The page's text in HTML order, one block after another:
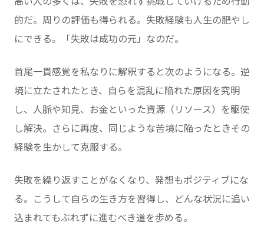
的だ。周りの評価も得られる。失敗経験も人生の肥やし
にできる。「失敗は成功の元」なのだ。
首尾一貫感覚を私なりに解釈すると次のようになる。逆
境に立たされたとき、自らを混乱に陥れた原因を究明
し、人脈や知見、お金といった資源（リソース）を駆使
し解決。さらに再度、同じような苦境に陥ったときその
経験を生かして克服する。
失敗を繰り返すことがなくなり、発想もポジティブにな
る。こうして自らの生き方を習得し、どんな状況に追い
込まれてもぶれずに進むべき道を歩める。